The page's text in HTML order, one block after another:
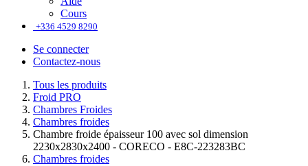
Cours
+336 4529 8290
Se connecter
Contactez-nous
Tous les produits
Froid PRO
Chambres Froides
Chambres froides
Chambre froide épaisseur 100 avec sol dimension
2230x2830x2400 - CORECO - E8C-223283BC
Chambres froides